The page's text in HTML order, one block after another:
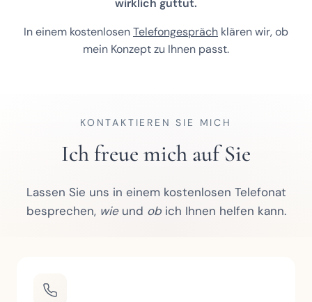
wirklich guttut.
In einem kostenlosenTelefongespräch klären wir, ob
mein Konzept zu Ihnen passt.
KONTAKTIEREN SIE MICH
Ich freue mich auf Sie
Lassen Sie uns in einem kostenlosen Telefonat
besprechen, wieund obich Ihnen helfen kann.